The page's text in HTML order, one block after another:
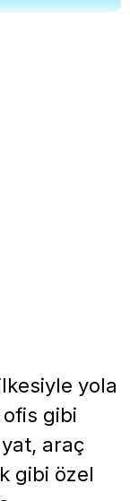
yola
ofis gibi
araç
gibi özel